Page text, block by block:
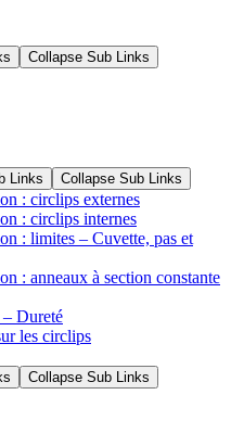
Collapse Sub Links
Links Collapse Sub Links
: circlips externes
: circlips internes
: limites – Cuvette, pas et
: anneaux à section constante
Dureté
les circlips
Collapse Sub Links